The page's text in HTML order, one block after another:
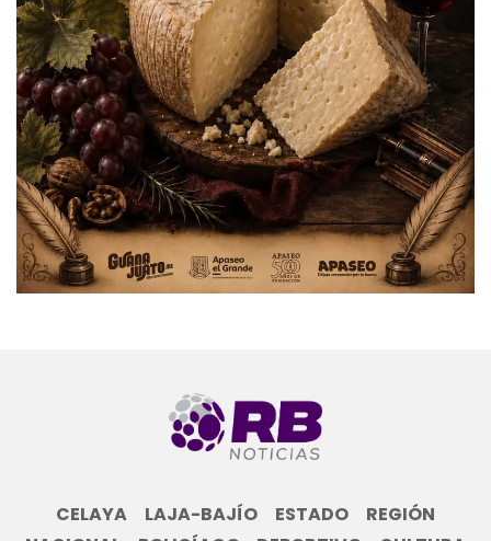
CELAYA LAJA-BAJÍO ESTADO
REGIÓN